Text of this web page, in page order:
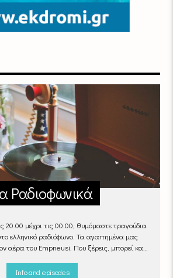
Ραδιοφωνικά
20.00 μέχρι τις 00.00, θυμόμαστε τραγούδια
ελληνικό ραδιόφωνο. Τα αγαπημένα μας
αέρα του Empneusi. Που ξέρεις, μπορεί και
:00 – 00:00στονEmpneusi 107 FM
Info and episodes